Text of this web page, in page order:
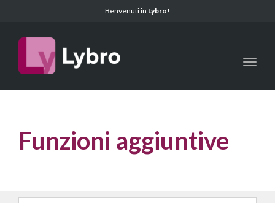
Benvenuti in Lybro!
Funzioni aggiuntive